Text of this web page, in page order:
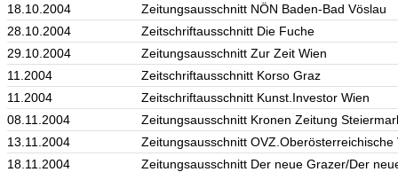
18.10.2004
Zeitungsausschnitt NÖN Baden-Bad Vöslau
28.10.2004
Zeitschriftausschnitt Die Fuche
29.10.2004
Zeitungsausschnitt Zur Zeit Wien
11.2004
Zeitschriftausschnitt Korso Graz
11.2004
Zeitschriftausschnitt Kunst.Investor Wien
08.11.2004
Zeitungsausschnitt Kronen Zeitung
13.11.2004
Zeitungsausschnitt OVZ.Oberösterreichische
18.11.2004
Zeitungsausschnitt Der neue Grazer/Der